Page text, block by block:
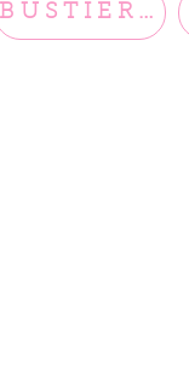
BUSTIERS